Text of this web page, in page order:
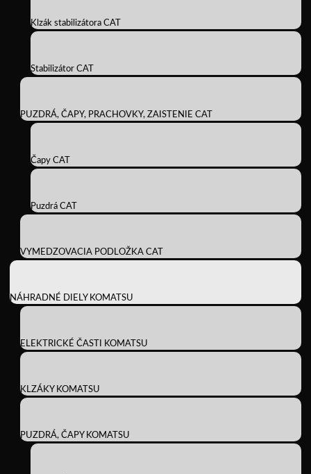
Klzák stabilizátora CAT
Stabilizátor CAT
PUZDRÁ, ČAPY, PRACHOVKY, ZAISTENIE CAT
Čapy CAT
Puzdrá CAT
VYMEDZOVACIA PODLOŽKA CAT
NÁHRADNÉ DIELY KOMATSU
ELEKTRICKÉ ČASTI KOMATSU
KLZÁKY KOMATSU
PUZDRÁ, ČAPY KOMATSU